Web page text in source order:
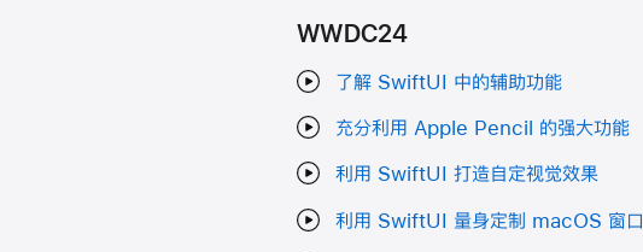
WWDC24
了解 SwiftUI 中的辅助功能
充分利用 Apple Pencil 的强大功能
利用 SwiftUI 打造自定视觉效果
利用 SwiftUI 量身定制 macOS 窗口